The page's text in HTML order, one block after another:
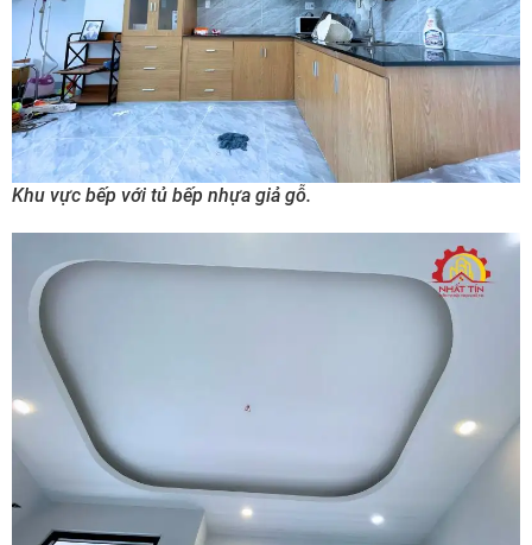
Khu vực bếp với tủ bếp nhựa giả gỗ.